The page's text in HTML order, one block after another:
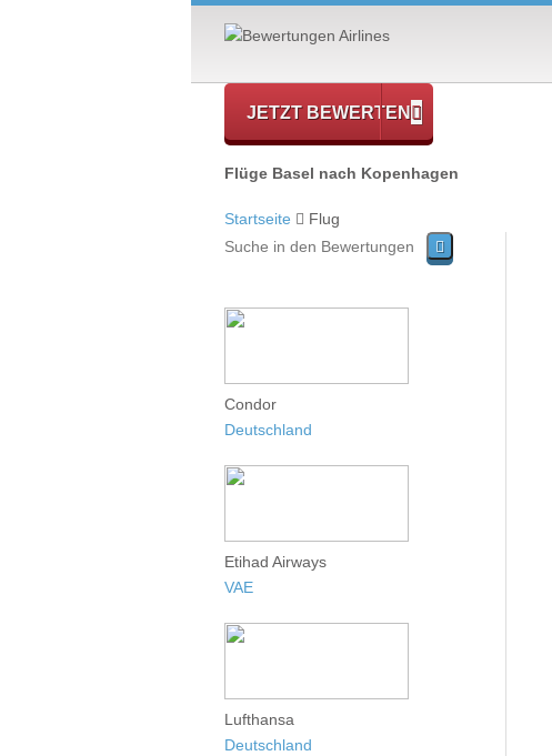
JETZT BEWERTEN
Flüge Basel nach Kopenhagen
Startseite Flug
Condor
Deutschland
Etihad Airways
VAE
Lufthansa
Deutschland